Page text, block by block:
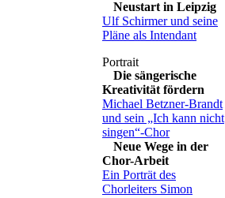
Neustart in Leipzig
Ulf Schirmer und seine
Pläne als Intendant
Die sängerische
Kreativität fördern
Michael Betzner-Brandt
und sein „Ich kann nicht
singen“-Chor
Neue Wege in der
Chor-Arbeit
Ein Porträt des
Chorleiters Simon